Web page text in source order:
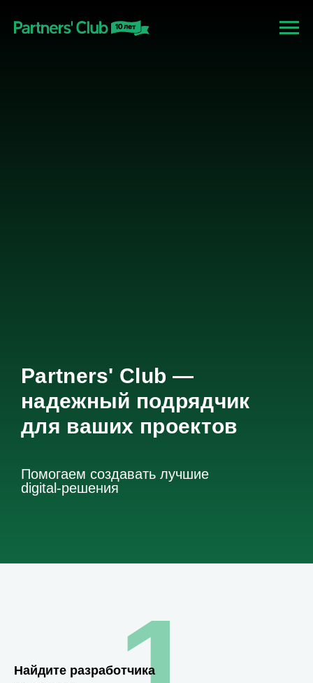
Partners' Club —
надежный подрядчик
для ваших проектов
Помогаем создавать лучшие
digital-решения
Найдите разработчика